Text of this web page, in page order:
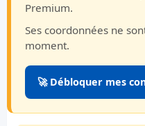
Premium.
Ses coordonnées ne
moment.
🚀 Débloquer mes